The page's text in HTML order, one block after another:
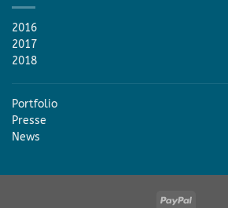
2016
2017
2018
Portfolio
Presse
News